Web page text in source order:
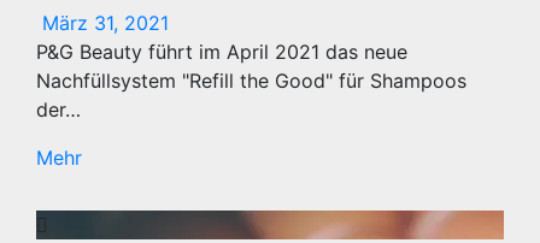
März 31, 2021
P&G Beauty führt im April 2021 das neue
Nachfüllsystem "Refill the Good" für Shampoos
der…
Mehr